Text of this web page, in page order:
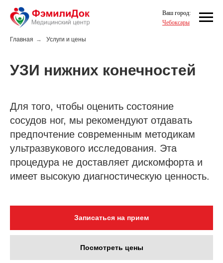
Ваш город:
Чебоксары
Главная → Услуги и цены
УЗИ нижних конечностей
Для того, чтобы оценить состояние
сосудов ног, мы рекомендуют отдавать
предпочтение современным методикам
ультразвукового исследования. Эта
процедура не доставляет дискомфорта и
имеет высокую диагностическую ценность.
Записаться на прием
Посмотреть цены